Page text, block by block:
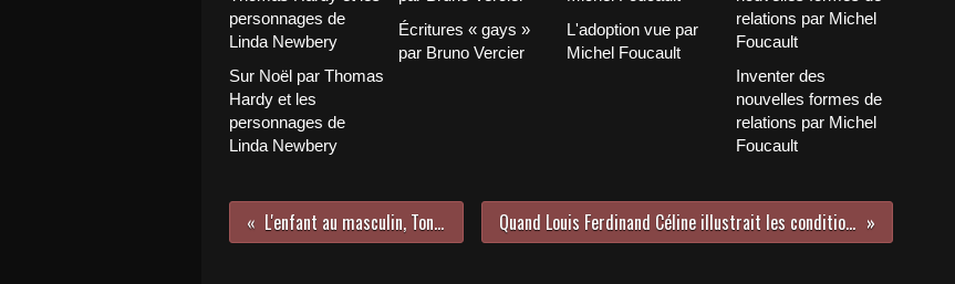
Sur Noël par Thomas
Hardy et les
personnages de
Linda Newbery
Écritures « gays »
par Bruno Vercier
L'adoption vue par
Michel Foucault
Inventer des
nouvelles formes de
relations par Michel
Foucault
L'enfant au masculin, Tony Duvert Quand Louis Ferdinand Céline illustrait les conditions de travail…